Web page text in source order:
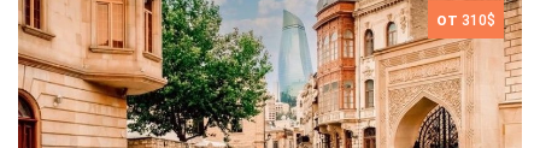
от 310$